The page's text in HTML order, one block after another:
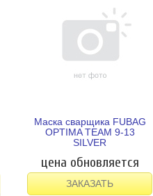
Маска сварщика FUBAG
OPTIMA TEAM 9-13
SILVER
цена обновляется
ЗАКАЗАТЬ